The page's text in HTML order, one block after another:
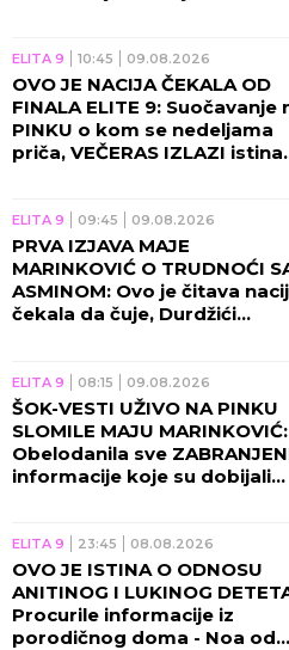
ELITA 9 10:45 09.08.2026
OVO JE NACIJA ČEKALA OD
FINALA ELITE 9: Suočavanje
PINKU o kom se nedeljama
priča, VEČERAS IZLAZI istina
ELITA 9 09:45 09.08.2026
PRVA IZJAVA MAJE
MARINKOVIĆ O TRUDNOĆI
ASMINOM: Ovo je čitava
čekala da čuje, Durdžići
ELITA 9 08:15 09.08.2026
ŠOK-VESTI UŽIVO NA PINKU
SLOMILE MAJU MARINKOVIĆ:
Obelodanila sve
informacije koje su dobijali
ELITA 9 23:45 08.08.2026
OVO JE ISTINA O ODNOSU
ANITINOG I LUKINOG
Procurile informacije iz
porodičnog doma - Noa od